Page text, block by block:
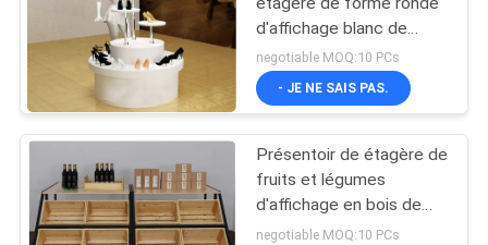
présentoirs
cosmétiques
d'affichage blanc de
magasin pour des sacs
de chaussures
negotiable MOQ:10 PCs
- JE NE SAIS PAS.
Présentoir de étagère de
fruits et légumes
d'affichage en bois de
magasin d'ODM d'OEM
negotiable MOQ:10 PCs